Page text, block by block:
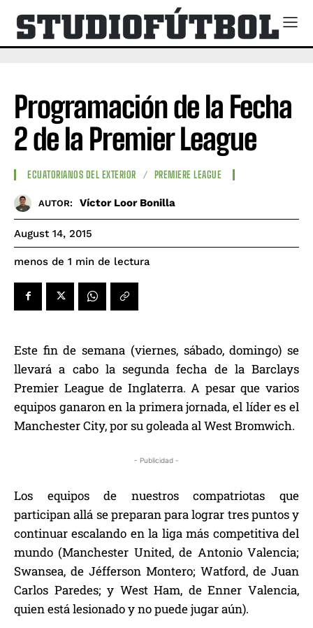
Programación de la Fecha
2 de la Premier League
ECUATORIANOS DEL EXTERIOR PREMIERE LEAGUE
AUTOR: Víctor Loor Bonilla
August 14, 2015
menos de 1 min de lectura
Este fin de semana (viernes, sábado, domingo) se
llevará a cabo la segunda fecha de la Barclays
Premier League de Inglaterra. A pesar que varios
equipos ganaron en la primera jornada, el líder es el
Manchester City, por su goleada al West Bromwich.
- Publicidad -
Los equipos de nuestros compatriotas que
participan allá se preparan para lograr tres puntos y
continuar escalando en la liga más competitiva del
mundo (Manchester United, de Antonio Valencia;
Swansea, de Jéfferson Montero; Watford, de Juan
Carlos Paredes; y West Ham, de Enner Valencia,
quien está lesionado y no puede jugar aún).